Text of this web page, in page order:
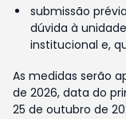
submissão
dúvida à
institucional e,
As medidas serão
de 2026, data do
25 de outubro de